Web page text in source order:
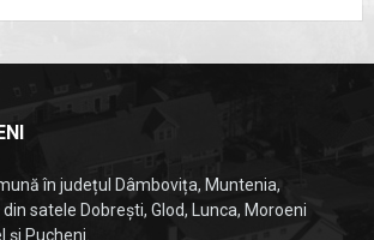
în județul Dâmbovița, Muntenia,
satele Dobrești, Glod, Lunca, Moroeni
și Pucheni.